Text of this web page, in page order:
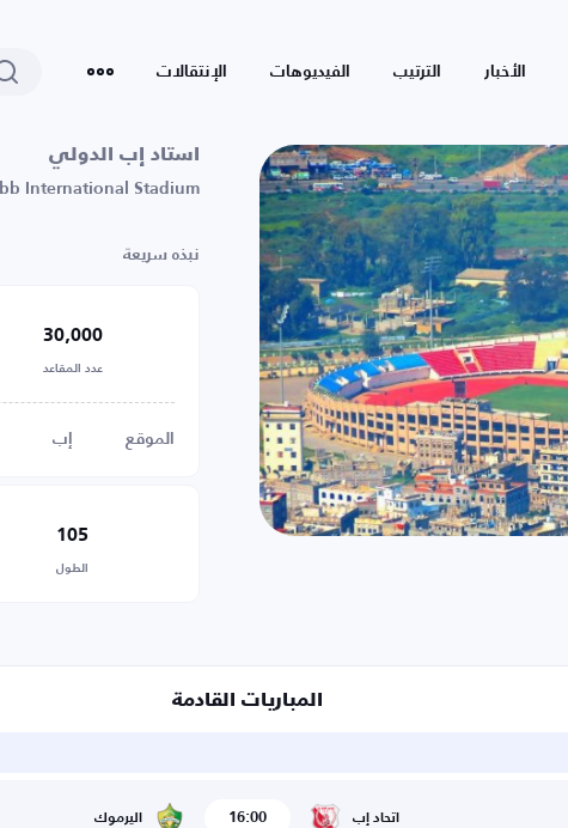
الأخبار الترتيب الفيديوهات الإنتقالات
استاد إب الدولي
Ibb International Stadium
نبذه سريعة
30,000
عدد المقاعد
الموقع إب
105
الطول
المباريات القادمة
اتحاد إب 16:00 اليرموك